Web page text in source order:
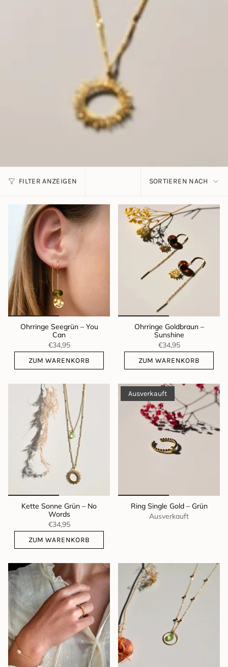
FILTER ANZEIGEN SORTIEREN NACH
Ohrringe Seegrün – You
Can
€34,95
ZUM WARENKORB
Ohrringe Goldbraun –
Sunshine
€34,95
ZUM WARENKORB
Kette Sonne Grün – No
Words
€34,95
ZUM WARENKORB
Ausverkauft
Ring Single Gold – Grün
Ausverkauft